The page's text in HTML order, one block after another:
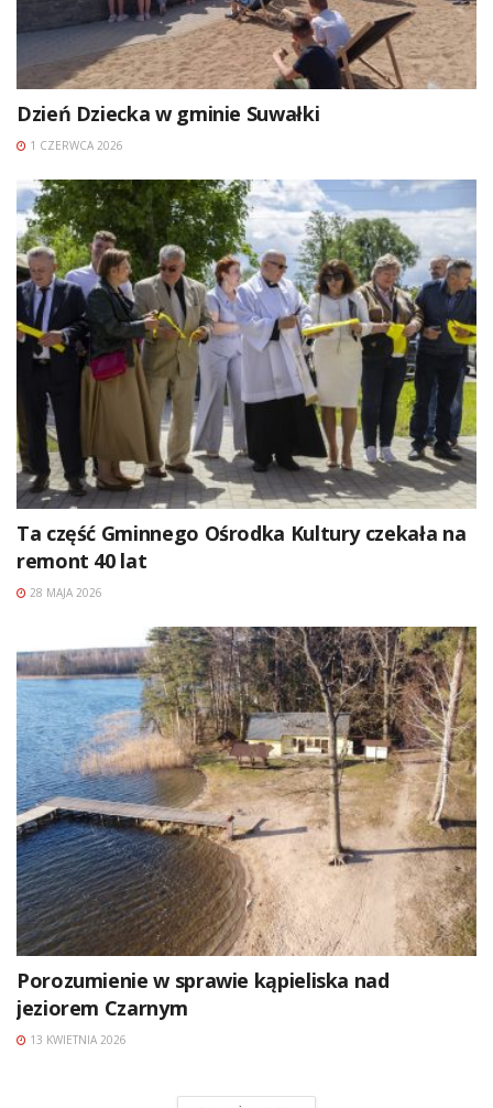
Dzień Dziecka w gminie Suwałki
1 CZERWCA 2026
Ta część Gminnego Ośrodka Kultury czekała na
remont 40 lat
28 MAJA 2026
Porozumienie w sprawie kąpieliska nad
jeziorem Czarnym
13 KWIETNIA 2026